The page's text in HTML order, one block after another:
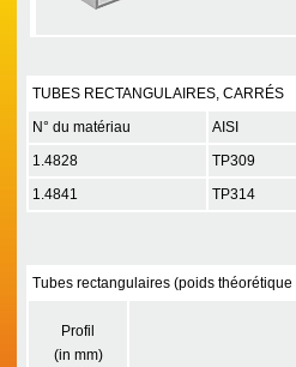
TUBES RECTANGULAIRES, CARRÉS
N° du matériau
AISI
1.4828
TP309
1.4841
TP314
Tubes rectangulaires (poids théorétique
Profil
(in mm)